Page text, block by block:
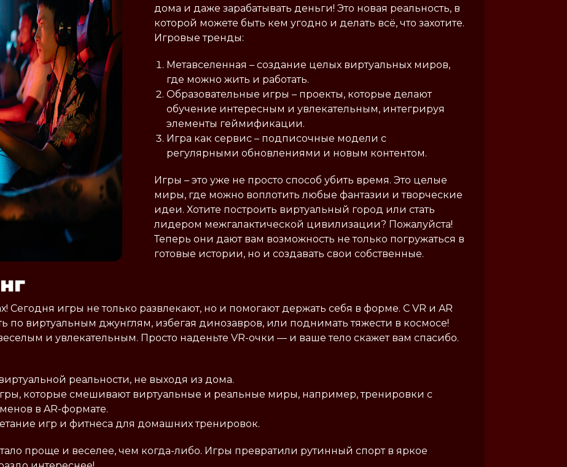
дома и даже зарабатывать деньги! Это новая реальность, в
которой можете быть кем угодно и делать всё, что захотите.
Игровые тренды:
Метавселенная – создание целых виртуальных миров,
где можно жить и работать.
Образовательные игры – проекты, которые делают
обучение интересным и увлекательным, интегрируя
элементы геймификации.
Игра как сервис – подписочные модели с
регулярными обновлениями и новым контентом.
Игры – это уже не просто способ убить время. Это целые
миры, где можно воплотить любые фантазии и творческие
идеи. Хотите построить виртуальный город или стать
лидером межгалактической цивилизации? Пожалуйста!
Теперь они дают вам возможность не только погружаться в
готовые истории, но и создавать свои собственные.
Сегодня игры не только развлекают, но и помогают держать себя в форме. С VR и AR
по виртуальным джунглям, избегая динозавров, или поднимать тяжести в космосе!
и увлекательным. Просто наденьте VR-очки — и ваше тело скажет вам спасибо.
реальности, не выходя из дома.
которые смешивают виртуальные и реальные миры, например, тренировки с
в AR-формате.
игр и фитнеса для домашних тренировок.
проще и веселее, чем когда-либо. Игры превратили рутинный спорт в яркое